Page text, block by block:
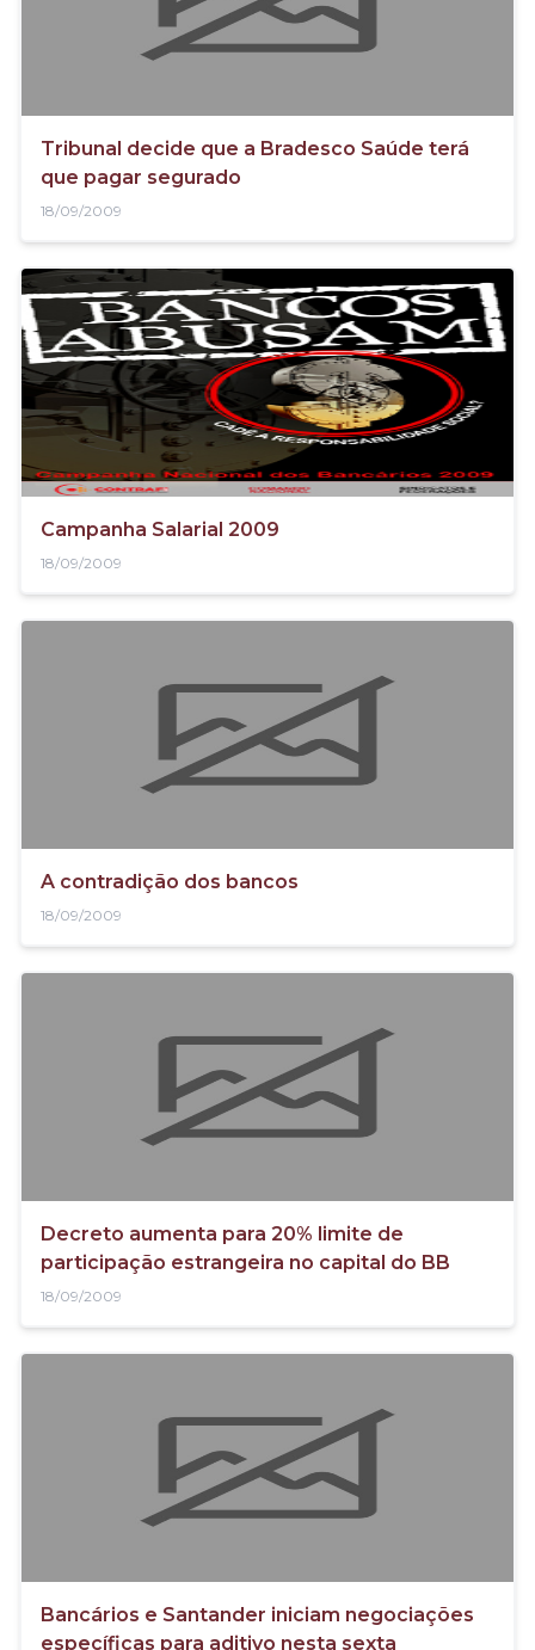
Tribunal decide que a Bradesco Saúde terá
que pagar segurado
18/09/2009
Campanha Salarial 2009
18/09/2009
A contradição dos bancos
18/09/2009
Decreto aumenta para 20% limite de
participação estrangeira no capital do BB
18/09/2009
Bancários e Santander iniciam negociações
específicas para aditivo nesta sexta